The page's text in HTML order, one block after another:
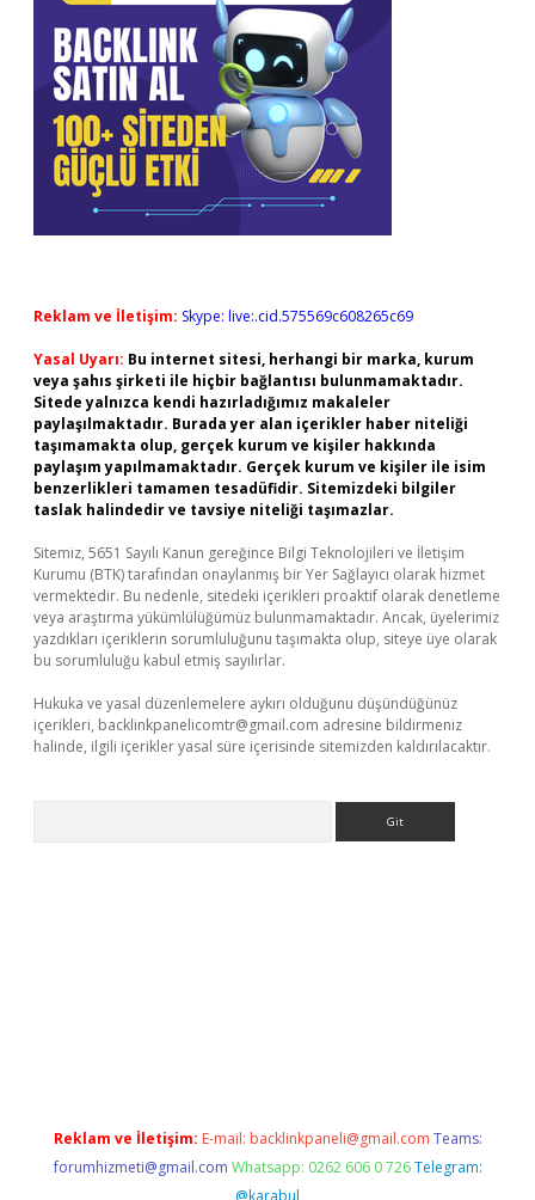
Reklam ve İletişim: Skype: live:.cid.575569c608265c69
Yasal Uyarı: Bu internet sitesi, herhangi bir marka, kurum
veya şahıs şirketi ile hiçbir bağlantısı bulunmamaktadır.
Sitede yalnızca kendi hazırladığımız makaleler
paylaşılmaktadır. Burada yer alan içerikler haber niteliği
taşımamakta olup, gerçek kurum ve kişiler hakkında
paylaşım yapılmamaktadır. Gerçek kurum ve kişiler ile isim
benzerlikleri tamamen tesadüfidir. Sitemizdeki bilgiler
taslak halindedir ve tavsiye niteliği taşımazlar.
Sitemiz, 5651 Sayılı Kanun gereğince Bilgi Teknolojileri ve İletişim
Kurumu (BTK) tarafından onaylanmış bir Yer Sağlayıcı olarak hizmet
vermektedir. Bu nedenle, sitedeki içerikleri proaktif olarak denetleme
veya araştırma yükümlülüğümüz bulunmamaktadır. Ancak, üyelerimiz
yazdıkları içeriklerin sorumluluğunu taşımakta olup, siteye üye olarak
bu sorumluluğu kabul etmiş sayılırlar.
Hukuka ve yasal düzenlemelere aykırı olduğunu düşündüğünüz
içerikleri, backlinkpanelicomtr@gmail.com adresine bildirmeniz
halinde, ilgili içerikler yasal süre içerisinde sitemizden kaldırılacaktır.
Reklam ve İletişim: E-mail: backlinkpaneli@gmail.com Teams:
forumhizmeti@gmail.com Whatsapp: 0262 606 0 726 Telegram:
@karabul